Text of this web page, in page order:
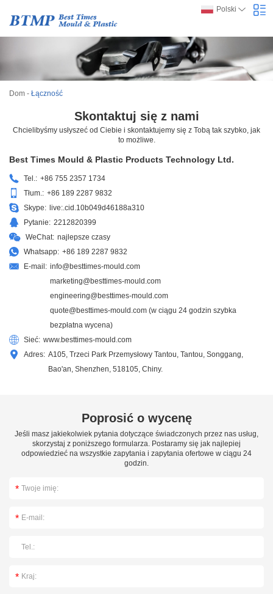
Polski
Dom - Łączność
Skontaktuj się z nami
Chcielibyśmy usłyszeć od Ciebie i skontaktujemy się z Tobą tak szybko, jak
to możliwe.
Best Times Mould & Plastic Products Technology Ltd.
Tel.: +86 755 2357 1734
Tłum.: +86 189 2287 9832
Skype: live:.cid.10b049d46188a310
Pytanie: 2212820399
WeChat: najlepsze czasy
Whatsapp: +86 189 2287 9832
E-mail: info@besttimes-mould.com
marketing@besttimes-mould.com
engineering@besttimes-mould.com
quote@besttimes-mould.com (w ciągu 24 godzin szybka
bezpłatna wycena)
Sieć: www.besttimes-mould.com
Adres: A105, Trzeci Park Przemysłowy Tantou, Tantou, Songgang,
Bao'an, Shenzhen, 518105, Chiny.
Poprosić o wycenę
Jeśli masz jakiekolwiek pytania dotyczące świadczonych przez nas usług,
skorzystaj z poniższego formularza. Postaramy się jak najlepiej
odpowiedzieć na wszystkie zapytania i zapytania ofertowe w ciągu 24
godzin.